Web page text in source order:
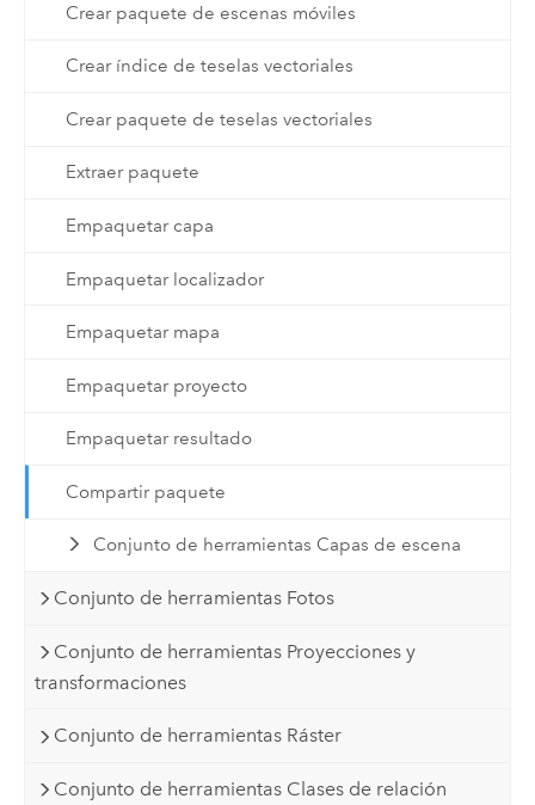
Crear paquete de escenas móviles
Crear índice de teselas vectoriales
Crear paquete de teselas vectoriales
Extraer paquete
Empaquetar capa
Empaquetar localizador
Empaquetar mapa
Empaquetar proyecto
Empaquetar resultado
Compartir paquete
Conjunto de herramientas Capas de escena
Conjunto de herramientas Fotos
Conjunto de herramientas Proyecciones y
transformaciones
Conjunto de herramientas Ráster
Conjunto de herramientas Clases de relación